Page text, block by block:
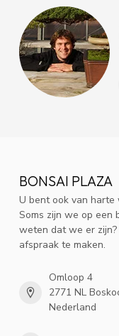
BONSAI PLAZA
U bent ook van harte
Soms zijn we op een
weten dat we er
afspraak te maken.
Omloop 4
2771 NL
Nederland